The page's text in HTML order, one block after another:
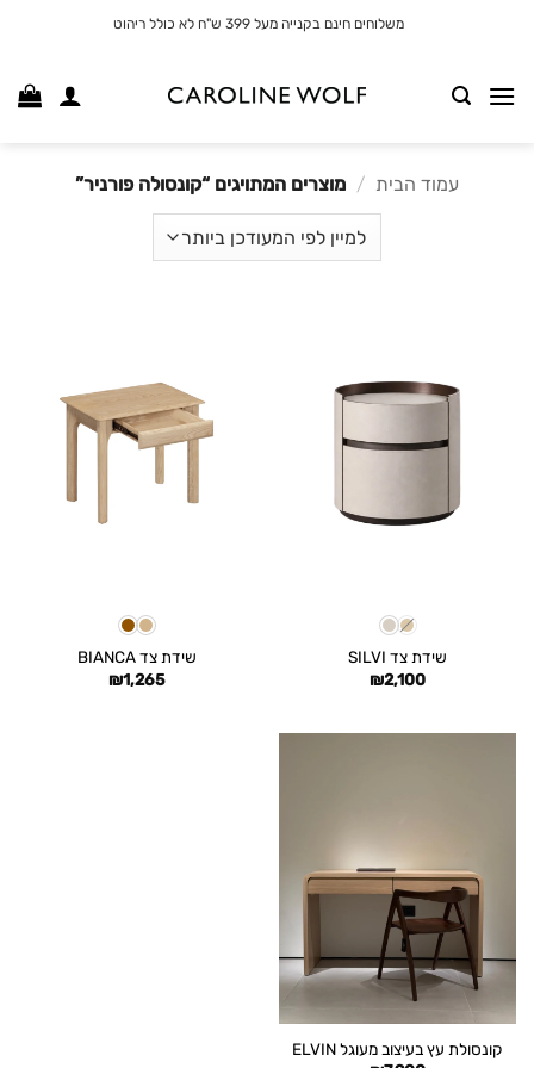
משלוחים חינם בקנייה מעל 399 ש"ח לא כולל ריהוט
עמוד הבית / מוצרים המתויגים “קונסולה פורניר”
שידת צד SILVI
₪2,100
שידת צד BIANCA
₪1,265
קונסולת עץ בעיצוב מעוגל ELVIN